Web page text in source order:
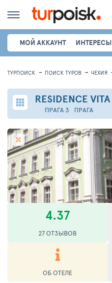
МОЙ АККАУНТ ИНТЕРЕСЫ
ТУРПОИСК ПОИСК ТУРОВ ЧЕХИЯ
RESIDENCE VITA
ПРАГА 3 ПРАГА
4.37
27 ОТЗЫВОВ
ОБ ОТЕЛЕ